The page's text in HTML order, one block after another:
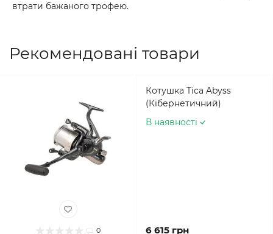
втрати бажаного трофею.
Рекомендовані товари
0
Котушка Tica Abyss
(Кібернетичний)
В наявності
6 615 грн